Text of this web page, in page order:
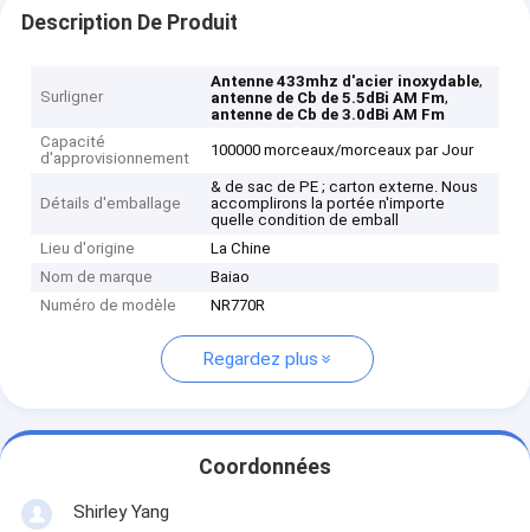
Description De Produit
Surligner
Antenne 433mhz d'acier inoxydable,
antenne de Cb de 5.5dBi AM Fm,
antenne de Cb de 3.0dBi AM Fm
Capacité
d'approvisionnement
100000 morceaux/morceaux par Jour
Détails d'emballage
& de sac de PE ; carton externe. Nous
accomplirons la portée n'importe
quelle condition de emball
Lieu d'origine
La Chine
Nom de marque
Baiao
Numéro de modèle
NR770R
Regardez plus
Coordonnées
Shirley Yang